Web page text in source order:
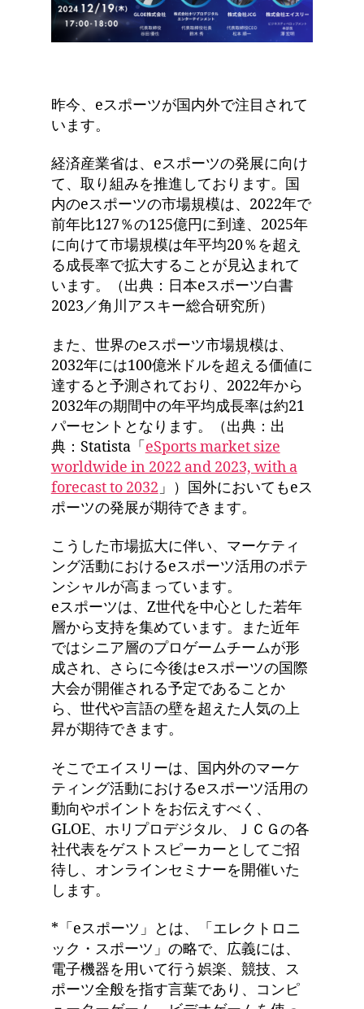
昨今、eスポーツが国内外で注目されて
います。
経済産業省は、eスポーツの発展に向け
て、取り組みを推進しております。国
内のeスポーツの市場規模は、2022年で
前年比127％の125億円に到達、2025年
に向けて市場規模は年平均20％を超え
る成長率で拡大することが見込まれて
います。（出典：日本eスポーツ白書
2023／角川アスキー総合研究所）
また、世界のeスポーツ市場規模は、
2032年には100億米ドルを超える価値に
達すると予測されており、2022年から
2032年の期間中の年平均成長率は約21
パーセントとなります。（出典：出
典：Statista「 eSports market size
worldwide in 2022 and 2023, with a
forecast to 2032 」）国外においてもeス
ポーツの発展が期待できます。
こうした市場拡大に伴い、マーケティ
ング活動におけるeスポーツ活用のポテ
ンシャルが高まっています。
eスポーツは、Z世代を中心とした若年
層から支持を集めています。また近年
ではシニア層のプロゲームチームが形
成され、さらに今後はeスポーツの国際
大会が開催される予定であることか
ら、世代や言語の壁を超えた人気の上
昇が期待できます。
そこでエイスリーは、国内外のマーケ
ティング活動におけるeスポーツ活用の
動向やポイントをお伝えすべく、
GLOE、ホリプロデジタル、ＪＣＧの各
社代表をゲストスピーカーとしてご招
待し、オンラインセミナーを開催いた
します。
*「eスポーツ」とは、「エレクトロニ
ック・スポーツ」の略で、広義には、
電子機器を用いて行う娯楽、競技、ス
ポーツ全般を指す言葉であり、コンピ